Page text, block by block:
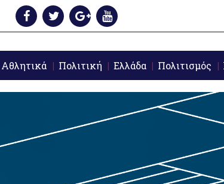
Αθλητικά Πολιτική Ελλάδα Πολιτισμός